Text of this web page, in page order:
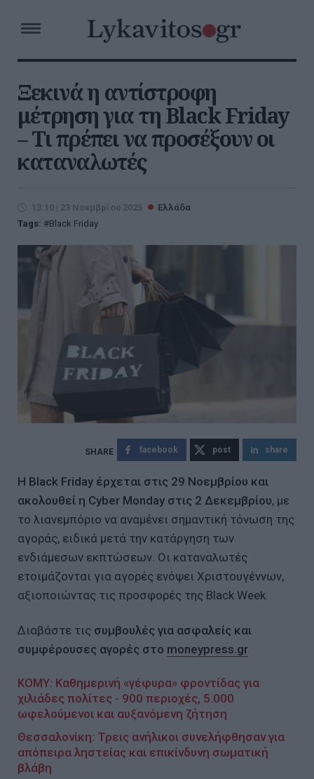
Ξεκινά η αντίστροφη
μέτρηση για τη Black Friday
– Τι πρέπει να προσέξουν οι
καταναλωτές
13:10 | 23 Νοεμβρίου 2025
Ελλάδα
Tags:
Black Friday
facebook post share
Η Black Friday έρχεται στις 29 Νοεμβρίου και
ακολουθεί η Cyber Monday στις 2 Δεκεμβρίου, με
το λιανεμπόριο να αναμένει σημαντική τόνωση της
αγοράς, ειδικά μετά την κατάργηση των
ενδιάμεσων εκπτώσεων. Οι καταναλωτές
ετοιμάζονται για αγορές ενόψει Χριστουγέννων,
αξιοποιώντας τις προσφορές της Black Week.
Διαβάστε τις συμβουλές για ασφαλείς και
συμφέρουσες αγορές στο moneypress.gr
ΚΟΜΥ: Καθημερινή «γέφυρα» φροντίδας για
χιλιάδες πολίτες - 900 περιοχές, 5.000
ωφελούμενοι και αυξανόμενη ζήτηση
Θεσσαλονίκη: Τρεις ανήλικοι συνελήφθησαν για
απόπειρα ληστείας και επικίνδυνη σωματική
βλάβη